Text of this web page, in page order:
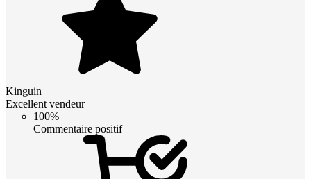
Kinguin
Excellent vendeur
100%
Commentaire positif